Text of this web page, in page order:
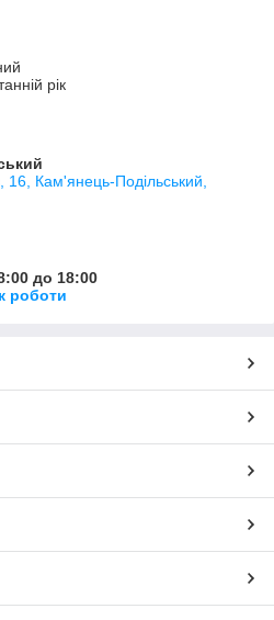
рік
16, Кам'янець-Подільський,
до 18:00
роботи